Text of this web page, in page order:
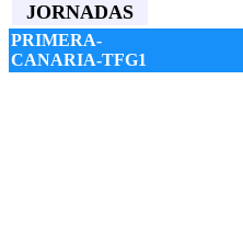
JORNADAS
PRIMERA-
CANARIA-TFG1